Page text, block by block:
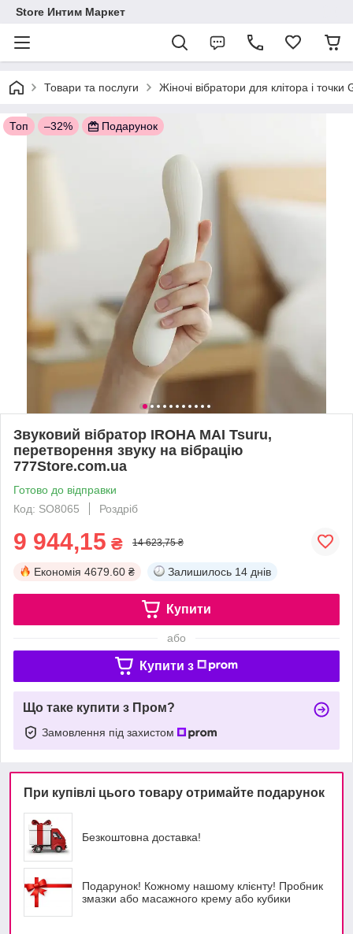
Store Интим Маркет
Товари та послуги Жіночі вібратори для клітора і
Топ –32% Подарунок
Звуковий вібратор IROHA MAI Tsuru,
перетворення звуку на вібрацію
777Store.com.ua
Готово до відправки
Код: SO8065
Роздріб
9 944,15 ₴ 14 623,75 ₴
Економія 4679.60 ₴ Залишилось 14 днів
Купити
або
Купити з
Що таке купити з Пром?
Замовлення під захистом
При купівлі цього товару отримайте подарунок
Безкоштовна доставка!
Подарунок! Кожному нашому клієнту! Пробник
змазки або масажного крему або кубики